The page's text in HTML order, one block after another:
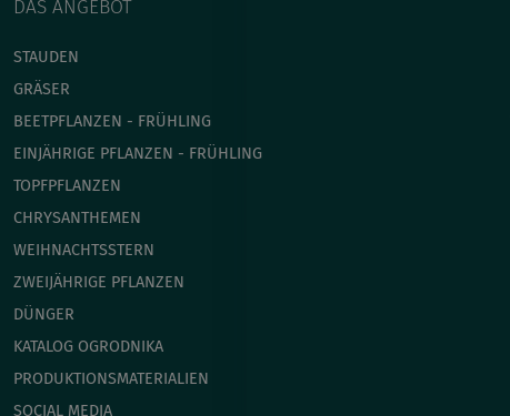
DAS ANGEBOT
STAUDEN
GRÄSER
BEETPFLANZEN - FRÜHLING
EINJÄHRIGE PFLANZEN - FRÜHLING
TOPFPFLANZEN
CHRYSANTHEMEN
WEIHNACHTSSTERN
ZWEIJÄHRIGE PFLANZEN
DÜNGER
KATALOG OGRODNIKA
PRODUKTIONSMATERIALIEN
SOCIAL MEDIA